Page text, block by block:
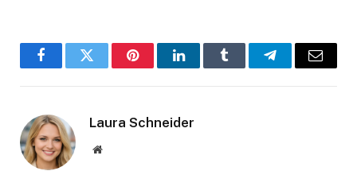
FacebookTwitter PinterestLinkedInTumblr TelegramEmail
Laura Schneider
Website